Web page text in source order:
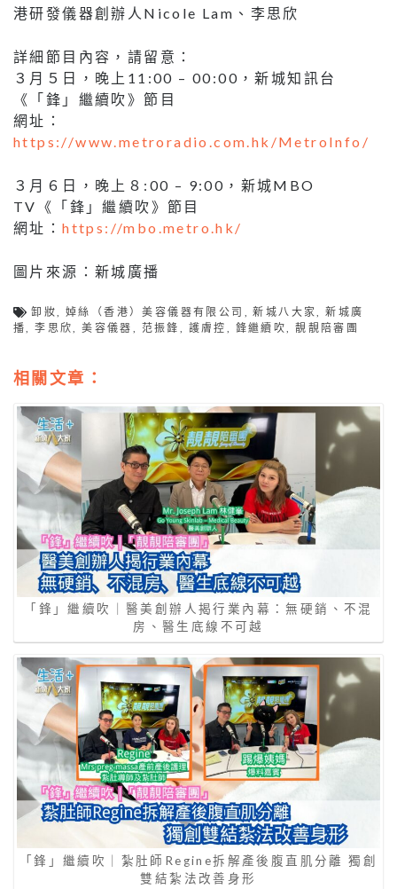
港研發儀器創辦人Nicole Lam、李思欣
詳細節目內容，請留意：
３月５日，晚上11:00 – 00:00，新城知訊台
《「鋒」繼續吹》節目
網址：
https://www.metroradio.com.hk/MetroInfo/
３月６日，晚上８:00 – 9:00，新城MBO
TV《「鋒」繼續吹》節目
網址：https://mbo.metro.hk/
圖片來源：新城廣播
卸妝,婥絲（香港）美容儀器有限公司 ,新城八大家,新城廣
播,李思欣,美容儀器 , 范振鋒 , 護膚控 , 鋒繼續吹,靚靚陪審團
相關文章：
「鋒」繼續吹｜醫美創辦人揭行業內幕：無硬銷、不混
房、醫生底線不可越
「鋒」繼續吹｜紮肚師Regine拆解產後腹直肌分離 獨創
雙結紮法改善身形